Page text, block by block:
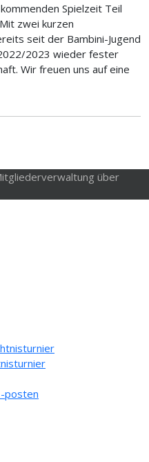
Spielzeit Teil
zwei kurzen
seit der Bambini-Jugend
2023 wieder fester
Wir freuen uns auf eine
über
posten